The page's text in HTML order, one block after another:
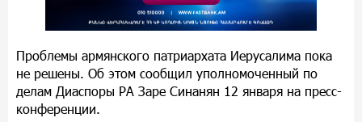
Проблемы армянского патриархата Иерусалима пока
не решены. Об этом сообщил уполномоченный по
делам Диаспоры РА Заре Синанян 12 января на пресс-
конференции.